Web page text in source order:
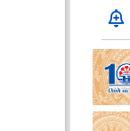
để
của
để
Hải